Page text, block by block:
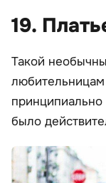
19.
Такой
принципиально
было